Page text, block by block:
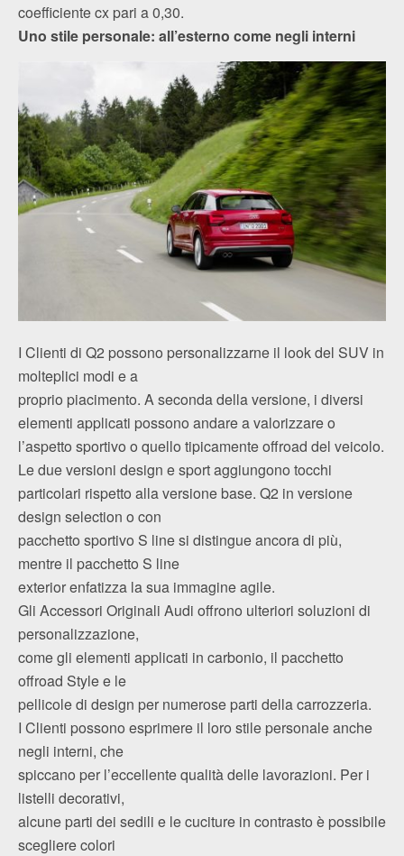
coefficiente cx pari a 0,30.
Uno stile personale: all’esterno come negli interni
I Clienti di Q2 possono personalizzarne il look del SUV in
molteplici modi e a
proprio piacimento. A seconda della versione, i diversi
elementi applicati possono andare a valorizzare o
l’aspetto sportivo o quello tipicamente offroad del veicolo.
Le due versioni design e sport aggiungono tocchi
particolari rispetto alla versione base. Q2 in versione
design selection o con
pacchetto sportivo S line si distingue ancora di più,
mentre il pacchetto S line
exterior enfatizza la sua immagine agile.
Gli Accessori Originali Audi offrono ulteriori soluzioni di
personalizzazione,
come gli elementi applicati in carbonio, il pacchetto
offroad Style e le
pellicole di design per numerose parti della carrozzeria.
I Clienti possono esprimere il loro stile personale anche
negli interni, che
spiccano per l’eccellente qualità delle lavorazioni. Per i
listelli decorativi,
alcune parti dei sedili e le cuciture in contrasto è possibile
scegliere colori